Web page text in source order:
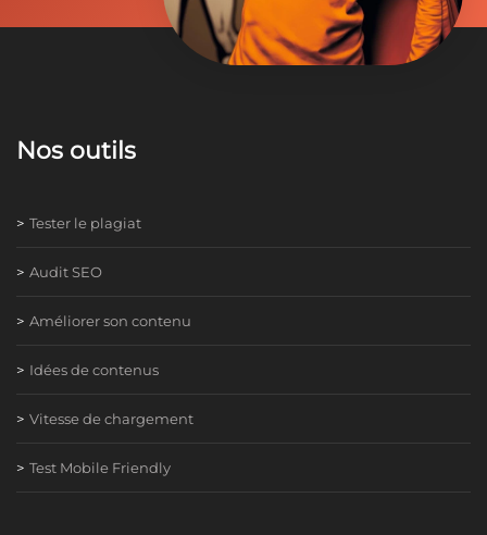
Nos outils
Tester le plagiat
Audit SEO
Améliorer son contenu
Idées de contenus
Vitesse de chargement
Test Mobile Friendly